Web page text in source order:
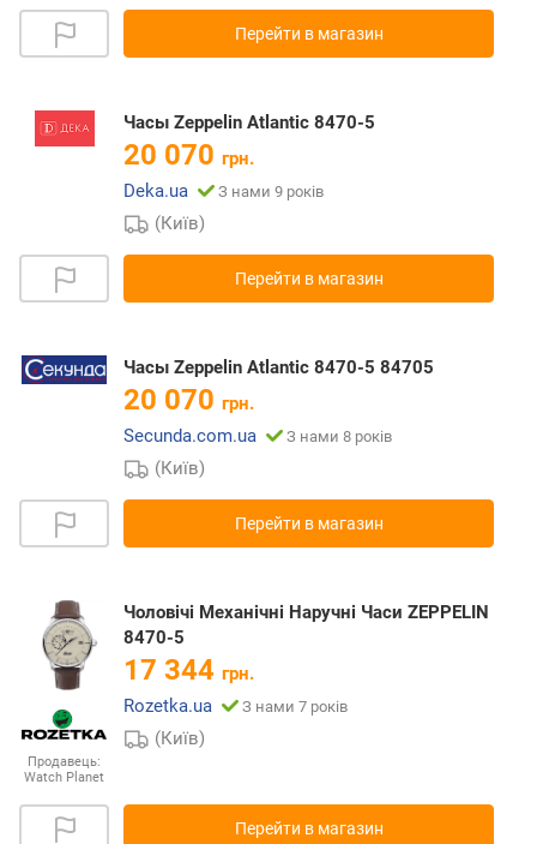
Перейти в магазин
Часы Zeppelin Atlantic 8470-5
20 070 грн.
Deka.ua
З нами 9 років
(Київ)
Перейти в магазин
Часы Zeppelin Atlantic 8470-5 84705
20 070 грн.
Secunda.com.ua
З нами 8 років
(Київ)
Перейти в магазин
Продавець:
Watch Planet
Чоловічі Механічні Наручні Часи ZEPPELIN
8470-5
17 344 грн.
Rozetka.ua
З нами 7 років
(Київ)
Перейти в магазин